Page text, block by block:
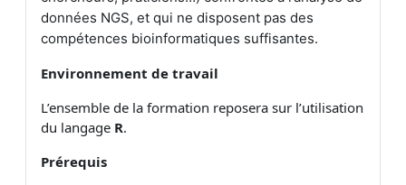
données NGS, et qui ne disposent pas des
compétences bioinformatiques suffisantes.
Environnement de travail
L’ensemble de la formation reposera sur l’utilisation
du langage R.
Prérequis